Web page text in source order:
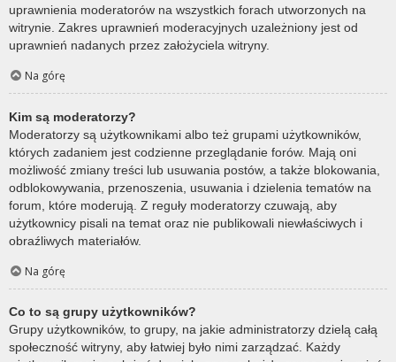
uprawnienia moderatorów na wszystkich forach utworzonych na
witrynie. Zakres uprawnień moderacyjnych uzależniony jest od
uprawnień nadanych przez założyciela witryny.
Na górę
Kim są moderatorzy?
Moderatorzy są użytkownikami albo też grupami użytkowników,
których zadaniem jest codzienne przeglądanie forów. Mają oni
możliwość zmiany treści lub usuwania postów, a także blokowania,
odblokowywania, przenoszenia, usuwania i dzielenia tematów na
forum, które moderują. Z reguły moderatorzy czuwają, aby
użytkownicy pisali na temat oraz nie publikowali niewłaściwych i
obraźliwych materiałów.
Na górę
Co to są grupy użytkowników?
Grupy użytkowników, to grupy, na jakie administratorzy dzielą całą
społeczność witryny, aby łatwiej było nimi zarządzać. Każdy